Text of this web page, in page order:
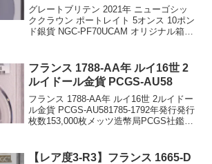
PF70UCAM オリジナル箱付き
グレートブリテン 2021年 ニューゴシッ
ククラウン ポートレイト 5オンス 10ポン
ド銀貨 NGC-PF70UCAM オリジナル箱付
は18枚でト...
フランス 1788-AA年 ルイ16世 2
ルイドール金貨 PCGS-AU58
フランス 1788-AA年 ルイ16世 2ルイドー
ル金貨 PCGS-AU581785-1792年発行発行
枚数153,000枚メッツ造幣局PCGS社鑑定
91...
【レア度3-R3】フランス 1665-D